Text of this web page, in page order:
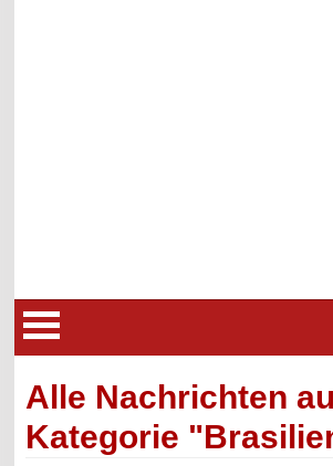
Alle Nachrichten
Kategorie